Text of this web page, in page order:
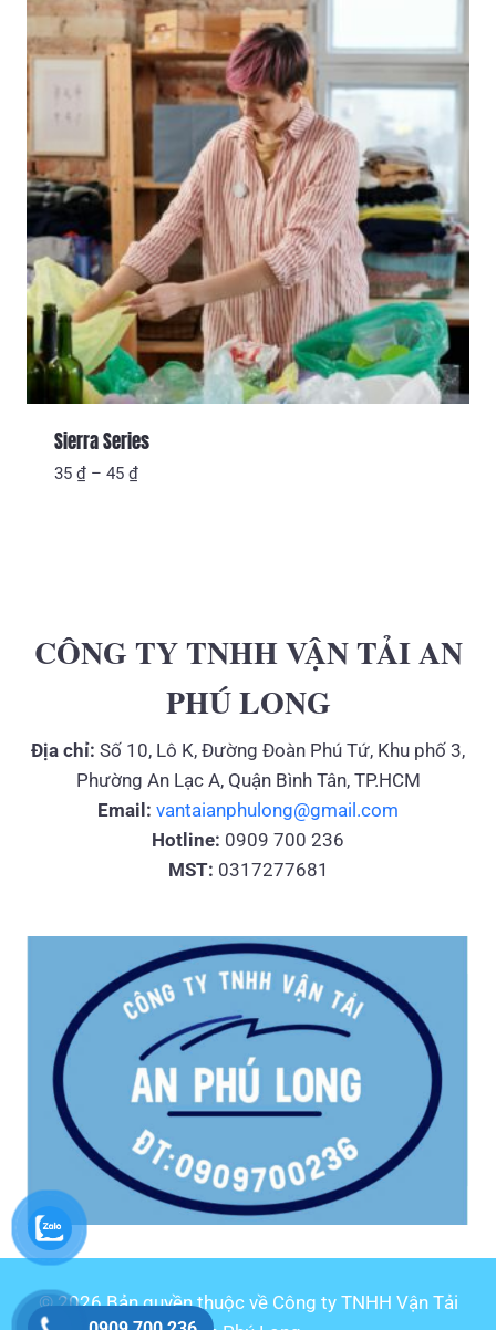
Sierra Series
35 ₫ – 45 ₫Khoảng
CÔNG TY TNHH VẬN TẢI AN
PHÚ LONG
Địa chỉ: Số 10, Lô K, Đường Đoàn Phú Tứ, Khu phố 3,
Phường An Lạc A, Quận Bình Tân, TP.HCM
Email: vantaianphulong@gmail.com
Hotline: 0909 700 236
MST: 0317277681
© 2026 Bản quyền thuộc về Công ty TNHH Vận Tải